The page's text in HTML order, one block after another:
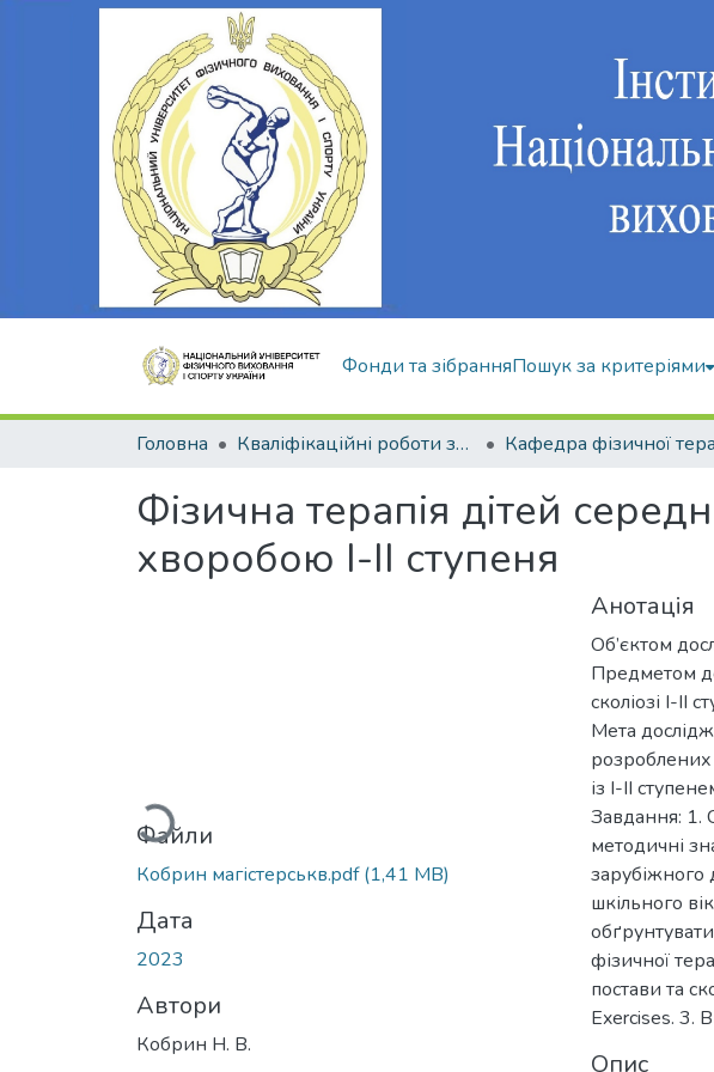
Фонди та зібранняПошук за критеріями
Головна Кваліфікаційні роботи здобувачів вищої освіти
Фізична терапія дітей
хворобою І-ІІ ступеня
Вантажиться...
Файли
Кобрин магістерськв.pdf(1,41 MB)
Дата
2023
Автори
Кобрин Н. В.
Анотація
Об’єктом
Предметом
сколіозі І-ІІ
Мета
розроблених
із І-ІІ
Завдання: 1.
методичні
зарубіжного
шкільного
фізичної
постави та
Exercises. 3.
Опис